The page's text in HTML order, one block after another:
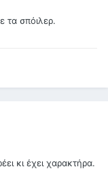
τα σπόιλερ.
κι έχει χαρακτήρα.